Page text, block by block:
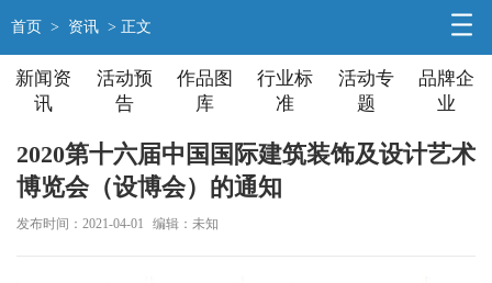
首页 > 资讯 > 正文
新闻资
讯
活动预
告
作品图
库
行业标
准
活动专
题
品牌企
业
2020第十六届中国国际建筑装饰及设计艺术
博览会（设博会）的通知
发布时间：2021-04-01 编辑：未知